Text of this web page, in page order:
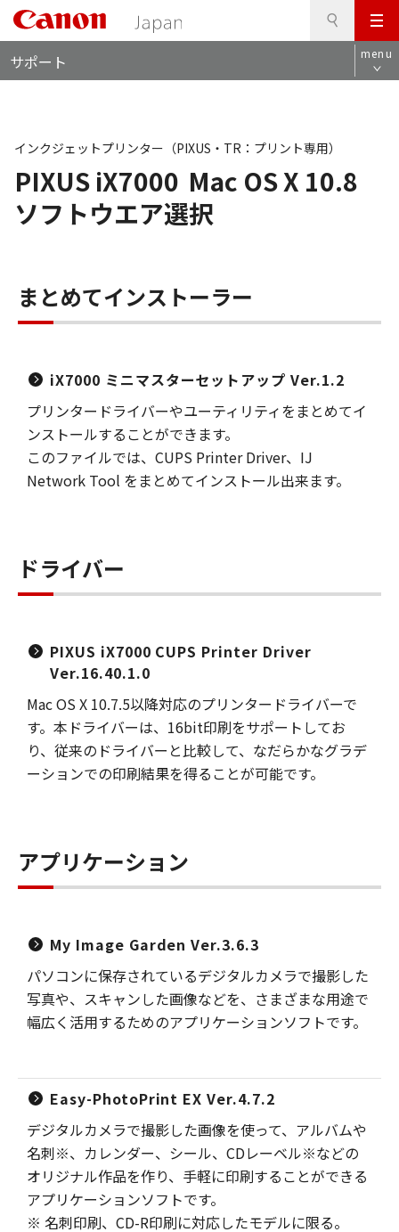
メ
ニ
ュ
サポート menu
PIXUS iX7000 Mac OS X 10.8
ソフトウエア選択
インクジェットプリンター（PIXUS・TR：プリント専用）
まとめてインストーラー
iX7000 ミニマスターセットアップ Ver.1.2
プリンタードライバーやユーティリティをまとめてイ
ンストールすることができます。
このファイルでは、CUPS Printer Driver、IJ
Network Tool をまとめてインストール出来ます。
ドライバー
PIXUS iX7000 CUPS Printer Driver
Ver.16.40.1.0
Mac OS X 10.7.5以降対応のプリンタードライバーで
す。本ドライバーは、16bit印刷をサポートしてお
り、従来のドライバーと比較して、なだらかなグラデ
ーションでの印刷結果を得ることが可能です。
アプリケーション
My Image Garden Ver.3.6.3
パソコンに保存されているデジタルカメラで撮影した
写真や、スキャンした画像などを、さまざまな用途で
幅広く活用するためのアプリケーションソフトです。
Easy-PhotoPrint EX Ver.4.7.2
デジタルカメラで撮影した画像を使って、アルバムや
名刺※、カレンダー、シール、CDレーベル※などの
オリジナル作品を作り、手軽に印刷することができる
アプリケーションソフトです。
※ 名刺印刷、CD-R印刷に対応したモデルに限る。